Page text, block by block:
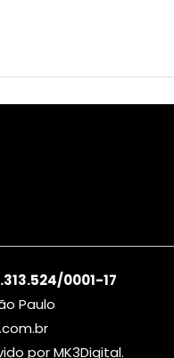
0001-17
Paulo
porMK3Digital.